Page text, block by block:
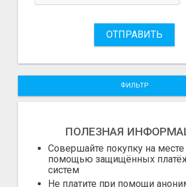
ОТПРАВИТЬ
ФИЛЬТР
ПОЛЕЗНАЯ
Совершайте покупку на месте
помощью защищённых
систем
Не платите при помощи